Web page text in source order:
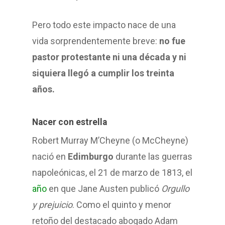
Pero todo este impacto nace de una
vida sorprendentemente breve: no fue
pastor protestante ni una década y ni
siquiera llegó a cumplir los treinta
años.
Nacer con estrella
Robert Murray M’Cheyne (o McCheyne)
nació en Edimburgo durante las guerras
napoleónicas, el 21 de marzo de 1813, el
año en que Jane Austen publicó Orgullo
y prejuicio. Como el quinto y menor
retoño del destacado abogado Adam